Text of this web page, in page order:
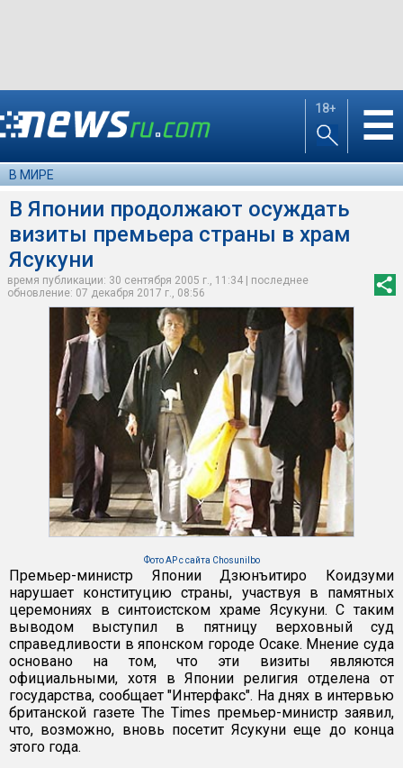
18+ ☰
В МИРЕ
В Японии продолжают осуждать
визиты премьера страны в храм
Ясукуни
время публикации: 30 сентября 2005 г., 11:34 | последнее
обновление: 07 декабря 2017 г., 08:56
Фото AP с сайта Chosunilbo
Премьер-министр Японии Дзюнъитиро Коидзуми
нарушает конституцию страны, участвуя в памятных
церемониях в синтоистском храме Ясукуни. С таким
выводом выступил в пятницу верховный суд
справедливости в японском городе Осаке. Мнение суда
основано на том, что эти визиты являются
официальными, хотя в Японии религия отделена от
государства, сообщает "Интерфакс". На днях в интервью
британской газете The Times премьер-министр заявил,
что, возможно, вновь посетит Ясукуни еще до конца
этого года.